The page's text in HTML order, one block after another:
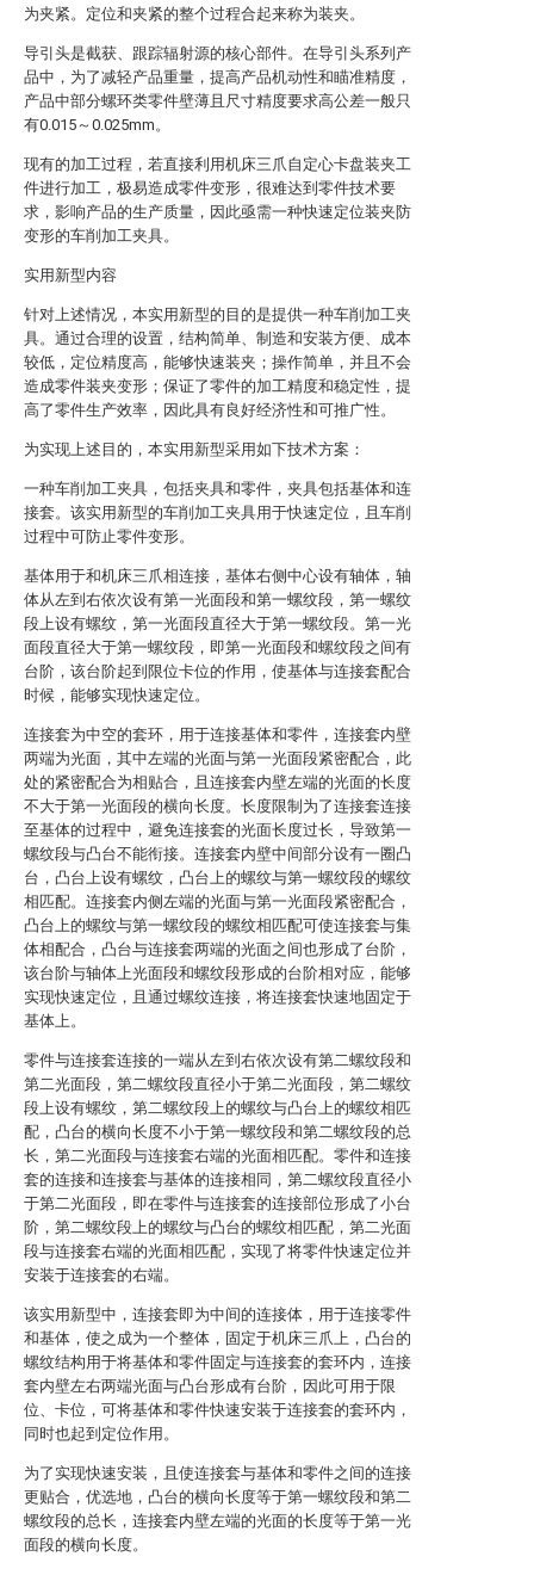
为夹紧。定位和夹紧的整个过程合起来称为装夹。
导引头是截获、跟踪辐射源的核心部件。在导引头系列产
品中，为了减轻产品重量，提高产品机动性和瞄准精度，
产品中部分螺环类零件壁薄且尺寸精度要求高公差一般只
有0.015～0.025mm。
现有的加工过程，若直接利用机床三爪自定心卡盘装夹工
件进行加工，极易造成零件变形，很难达到零件技术要
求，影响产品的生产质量，因此亟需一种快速定位装夹防
变形的车削加工夹具。
实用新型内容
针对上述情况，本实用新型的目的是提供一种车削加工夹
具。通过合理的设置，结构简单、制造和安装方便、成本
较低，定位精度高，能够快速装夹；操作简单，并且不会
造成零件装夹变形；保证了零件的加工精度和稳定性，提
高了零件生产效率，因此具有良好经济性和可推广性。
为实现上述目的，本实用新型采用如下技术方案：
一种车削加工夹具，包括夹具和零件，夹具包括基体和连
接套。该实用新型的车削加工夹具用于快速定位，且车削
过程中可防止零件变形。
基体用于和机床三爪相连接，基体右侧中心设有轴体，轴
体从左到右依次设有第一光面段和第一螺纹段，第一螺纹
段上设有螺纹，第一光面段直径大于第一螺纹段。第一光
面段直径大于第一螺纹段，即第一光面段和螺纹段之间有
台阶，该台阶起到限位卡位的作用，使基体与连接套配合
时候，能够实现快速定位。
连接套为中空的套环，用于连接基体和零件，连接套内壁
两端为光面，其中左端的光面与第一光面段紧密配合，此
处的紧密配合为相贴合，且连接套内壁左端的光面的长度
不大于第一光面段的横向长度。长度限制为了连接套连接
至基体的过程中，避免连接套的光面长度过长，导致第一
螺纹段与凸台不能衔接。连接套内壁中间部分设有一圈凸
台，凸台上设有螺纹，凸台上的螺纹与第一螺纹段的螺纹
相匹配。连接套内侧左端的光面与第一光面段紧密配合，
凸台上的螺纹与第一螺纹段的螺纹相匹配可使连接套与集
体相配合，凸台与连接套两端的光面之间也形成了台阶，
该台阶与轴体上光面段和螺纹段形成的台阶相对应，能够
实现快速定位，且通过螺纹连接，将连接套快速地固定于
基体上。
零件与连接套连接的一端从左到右依次设有第二螺纹段和
第二光面段，第二螺纹段直径小于第二光面段，第二螺纹
段上设有螺纹，第二螺纹段上的螺纹与凸台上的螺纹相匹
配，凸台的横向长度不小于第一螺纹段和第二螺纹段的总
长，第二光面段与连接套右端的光面相匹配。零件和连接
套的连接和连接套与基体的连接相同，第二螺纹段直径小
于第二光面段，即在零件与连接套的连接部位形成了小台
阶，第二螺纹段上的螺纹与凸台的螺纹相匹配，第二光面
段与连接套右端的光面相匹配，实现了将零件快速定位并
安装于连接套的右端。
该实用新型中，连接套即为中间的连接体，用于连接零件
和基体，使之成为一个整体，固定于机床三爪上，凸台的
螺纹结构用于将基体和零件固定与连接套的套环内，连接
套内壁左右两端光面与凸台形成有台阶，因此可用于限
位、卡位，可将基体和零件快速安装于连接套的套环内，
同时也起到定位作用。
为了实现快速安装，且使连接套与基体和零件之间的连接
更贴合，优选地，凸台的横向长度等于第一螺纹段和第二
螺纹段的总长，连接套内壁左端的光面的长度等于第一光
面段的横向长度。